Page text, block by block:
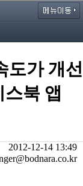
도가 개선
스북 앱
2012-12-14 13:49